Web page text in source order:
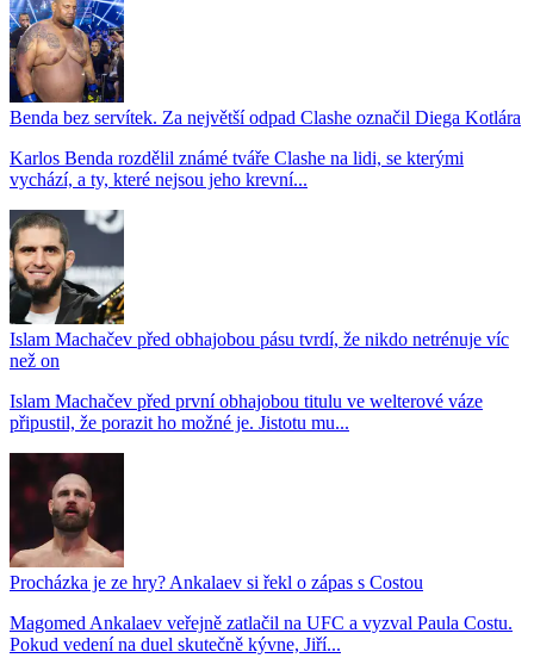
Benda bez servítek. Za největší odpad Clashe označil Diega Kotlára
Karlos Benda rozdělil známé tváře Clashe na lidi, se kterými
vychází, a ty, které nejsou jeho krevní...
Islam Machačev před obhajobou pásu tvrdí, že nikdo netrénuje víc
než on
Islam Machačev před první obhajobou titulu ve welterové váze
připustil, že porazit ho možné je. Jistotu mu...
Procházka je ze hry? Ankalaev si řekl o zápas s Costou
Magomed Ankalaev veřejně zatlačil na UFC a vyzval Paula Costu.
Pokud vedení na duel skutečně kývne, Jiří...